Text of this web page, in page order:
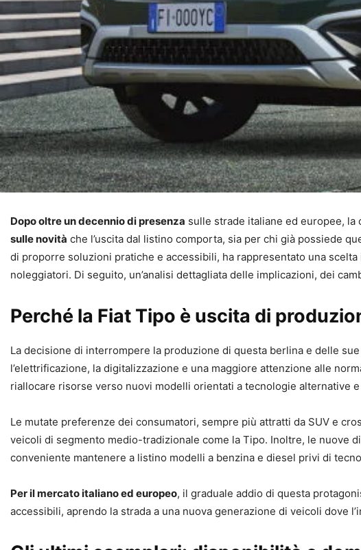
Dopo oltre un decennio di presenza sulle strade italiane ed europee,
sulle novità che l’uscita dal listino comporta, sia per chi già possiede
di proporre soluzioni pratiche e accessibili, ha rappresentato una
noleggiatori. Di seguito, un’analisi dettagliata delle implicazioni, dei
Perché la Fiat Tipo è uscita di
La decisione di interrompere la produzione di questa berlina e delle
l’elettrificazione, la digitalizzazione e una maggiore attenzione alle
riallocare risorse verso nuovi modelli orientati a tecnologie alternative
Le mutate preferenze dei consumatori, sempre più attratti da SUV e
veicoli di segmento medio-tradizionale come la Tipo. Inoltre, le nuove
conveniente mantenere a listino modelli a benzina e diesel privi di
Per il mercato italiano ed europeo, il graduale addio di questa
accessibili, aprendo la strada a una nuova generazione di veicoli dove